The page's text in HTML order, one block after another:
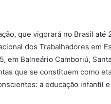
que vigorará no Brasil até
dos Trabalhadores em
em Balneário Camboriú,
que se constituem como
a educação infantil